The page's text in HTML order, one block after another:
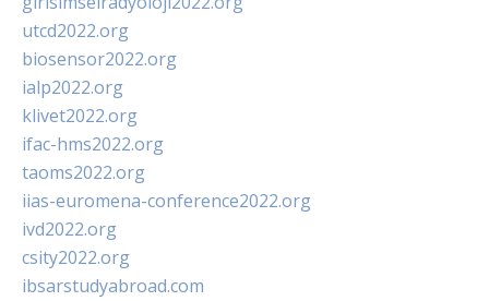
utcd2022.org
biosensor2022.org
ialp2022.org
klivet2022.org
ifac-hms2022.org
taoms2022.org
iias-euromena-conference2022.org
ivd2022.org
csity2022.org
ibsarstudyabroad.com